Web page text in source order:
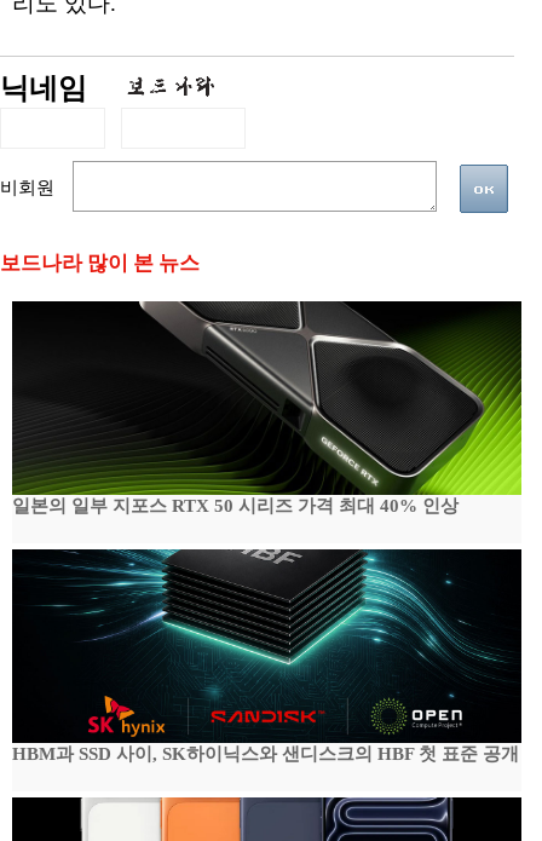
닉네임
비회원
보드나라 많이 본 뉴스
일본의 일부 지포스 RTX 50 시리즈 가격 최대 40% 인상
HBM과 SSD 사이, SK하이닉스와 샌디스크의 HBF 첫 표준 공개